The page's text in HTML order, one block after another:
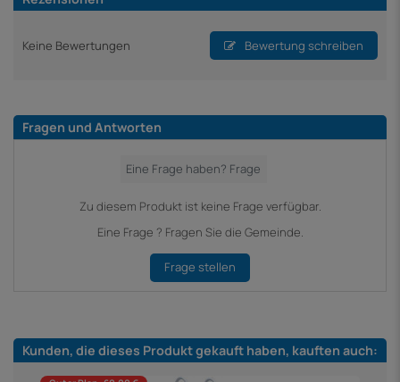
Keine Bewertungen Bewertung schreiben
Fragen und Antworten
Zu diesem Produkt ist keine Frage verfügbar.
Eine Frage ? Fragen Sie die Gemeinde.
Frage stellen
Kunden, die dieses Produkt gekauft haben, kauften auch: